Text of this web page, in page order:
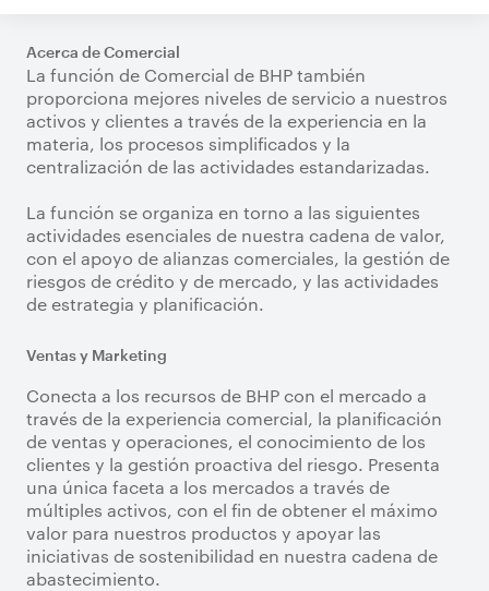
Acerca de Comercial
La función de Comercial de BHP también
proporciona mejores niveles de servicio a nuestros
activos y clientes a través de la experiencia en la
materia, los procesos simplificados y la
centralización de las actividades estandarizadas.
La función se organiza en torno a las siguientes
actividades esenciales de nuestra cadena de valor,
con el apoyo de alianzas comerciales, la gestión de
riesgos de crédito y de mercado, y las actividades
de estrategia y planificación.
Ventas y Marketing
Conecta a los recursos de BHP con el mercado a
través de la experiencia comercial, la planificación
de ventas y operaciones, el conocimiento de los
clientes y la gestión proactiva del riesgo. Presenta
una única faceta a los mercados a través de
múltiples activos, con el fin de obtener el máximo
valor para nuestros productos y apoyar las
iniciativas de sostenibilidad en nuestra cadena de
abastecimiento.